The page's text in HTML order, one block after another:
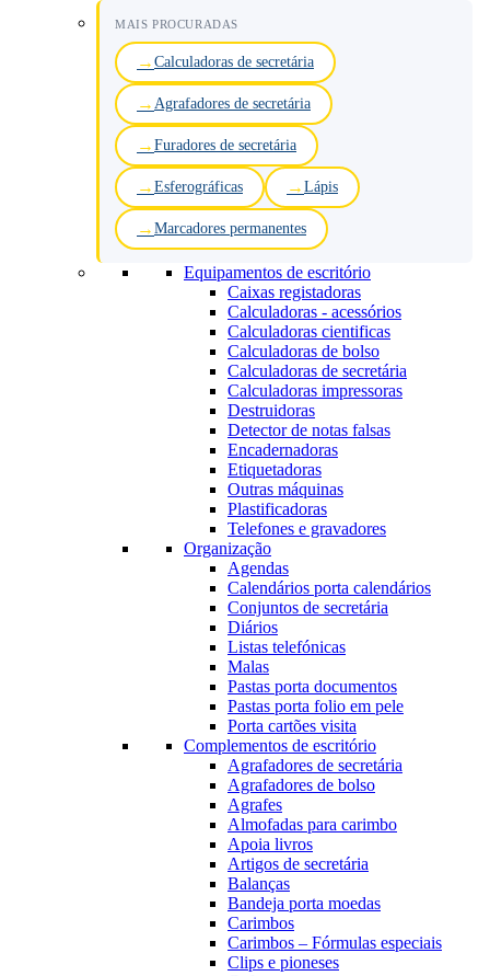
MAIS PROCURADAS
Calculadoras de secretária
Agrafadores de secretária
Furadores de secretária
Esferográficas Lápis
Marcadores permanentes
Equipamentos de escritório
Caixas registadoras
Calculadoras - acessórios
Calculadoras cientificas
Calculadoras de bolso
Calculadoras de secretária
Calculadoras impressoras
Destruidoras
Detector de notas falsas
Encadernadoras
Etiquetadoras
Outras máquinas
Plastificadoras
Telefones e gravadores
Organização
Agendas
Calendários porta calendários
Conjuntos de secretária
Diários
Listas telefónicas
Malas
Pastas porta documentos
Pastas porta folio em pele
Porta cartões visita
Complementos de escritório
Agrafadores de secretária
Agrafadores de bolso
Agrafes
Almofadas para carimbo
Apoia livros
Artigos de secretária
Balanças
Bandeja porta moedas
Carimbos
Carimbos – Fórmulas especiais
Clips e pioneses